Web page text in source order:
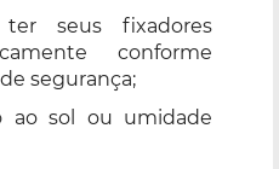
seus fixadores
conforme
segurança;
ao sol ou umidade